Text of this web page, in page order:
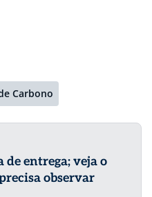
Carbono
de entrega; veja o
observar